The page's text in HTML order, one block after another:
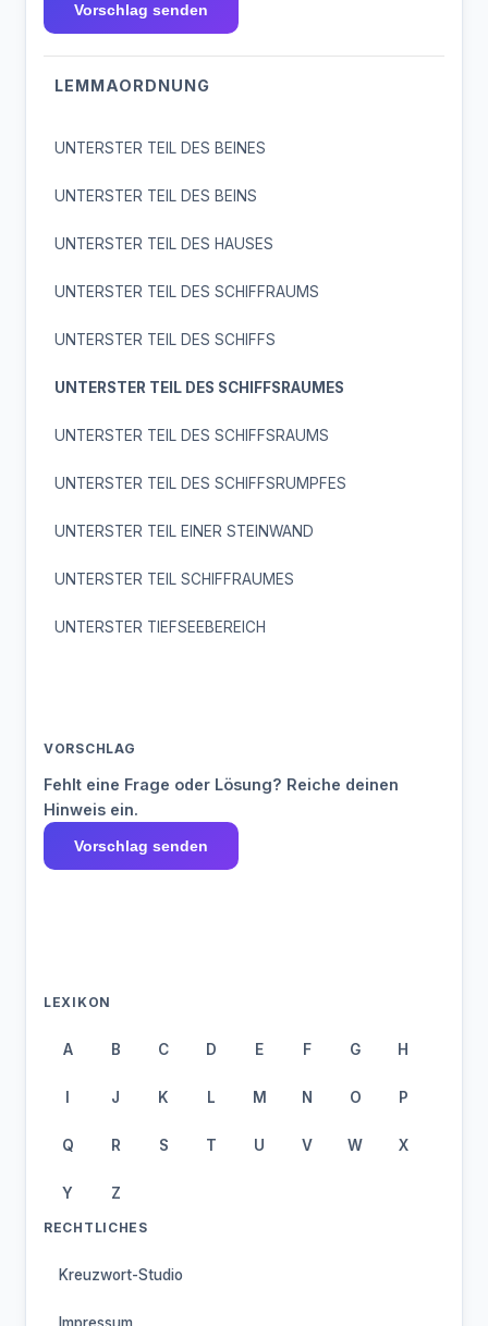
Vorschlag senden
LEMMAORDNUNG
UNTERSTER TEIL DES BEINES
UNTERSTER TEIL DES BEINS
UNTERSTER TEIL DES HAUSES
UNTERSTER TEIL DES SCHIFFRAUMS
UNTERSTER TEIL DES SCHIFFS
UNTERSTER TEIL DES SCHIFFSRAUMES
UNTERSTER TEIL DES SCHIFFSRAUMS
UNTERSTER TEIL DES SCHIFFSRUMPFES
UNTERSTER TEIL EINER STEINWAND
UNTERSTER TEIL SCHIFFRAUMES
UNTERSTER TIEFSEEBEREICH
VORSCHLAG
Fehlt eine Frage oder Lösung? Reiche deinen
Hinweis ein.
Vorschlag senden
LEXIKON
A B C D E F G H
I J K L M N O P
Q R S T U V W X
Y Z
RECHTLICHES
Kreuzwort-Studio
Impressum